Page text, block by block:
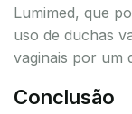
Lumimed, que
uso de duchas
vaginais por um
Conclusão